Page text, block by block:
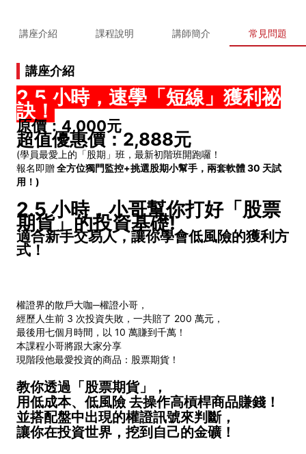
講座介紹 課程說明 講師簡介 常見問題
講座介紹
2.5 小時，速學「短線」獲利祕
訣！
原價：4,000元
超值優惠價：2,888元
(學員最愛上的「股期」班，最新初階班開跑囉！
報名即贈全方位獨門監控+挑選股期小幫手，兩套軟體 30 天試
用！)
2.5 小時，小哥幫你打好「股票
期貨」的投資基礎!
適合新手交易人，讓你學會低風險的獲利方
式！
權證界的散戶大咖─權證小哥，
經歷人生前 3 次投資失敗，一共賠了 200 萬元，
最後用七個月時間，以 10 萬賺到千萬！
本課程小哥將跟大家分享
現階段他最愛投資的商品：股票期貨！
教你透過「股票期貨」，
用低成本、低風險 去操作高槓桿商品賺錢！
並搭配盤中出現的權證訊號來判斷，
讓你在投資世界，挖到自己的金礦！